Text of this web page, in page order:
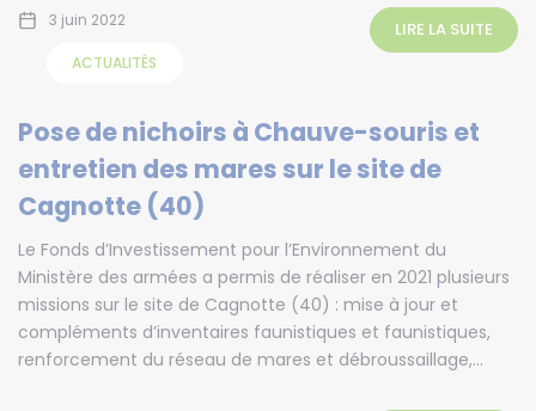
3 juin 2022 LIRE LA SUITE
ACTUALITÉS
Pose de nichoirs à Chauve-souris et
entretien des mares sur le site de
Cagnotte (40)
Le Fonds d’Investissement pour l’Environnement du
Ministère des armées a permis de réaliser en 2021 plusieurs
missions sur le site de Cagnotte (40) : mise à jour et
compléments d’inventaires faunistiques et faunistiques,
renforcement du réseau de mares et débroussaillage,...